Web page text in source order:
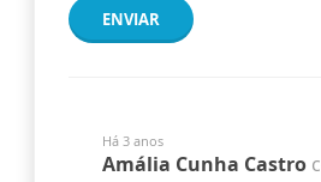
ENVIAR
Há 3 anos
Amália Cunha Castro